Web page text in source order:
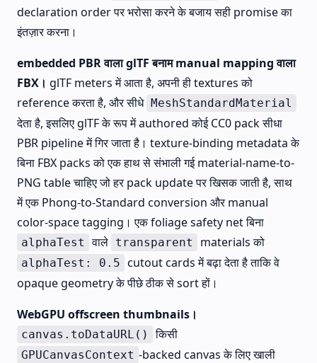
declaration order पर भरोसा करने के बजाय सही promise का
इंतज़ार करना।
embedded PBR वाला glTF बनाम manual mapping वाला
FBX। glTF meters में आता है, अपनी ही textures को
reference करता है, और सीधे MeshStandardMaterial
देता है, इसलिए glTF के रूप में authored कोई CC0 pack सीधा
PBR pipeline में गिर जाता है। texture-binding metadata के
बिना FBX packs को एक हाथ से संभाली गई material-name-to-
PNG table चाहिए जो हर pack update पर खिसक जाती है, साथ
में एक Phong-to-Standard conversion और manual
color-space tagging। एक foliage safety net बिना
alphaTest वाले transparent materials को
alphaTest: 0.5 cutout cards में बढ़ा देता है ताकि वे
opaque geometry के पीछे ठीक से sort हों।
WebGPU offscreen thumbnails।
canvas.toDataURL() किसी
GPUCanvasContext -backed canvas के लिए खाली